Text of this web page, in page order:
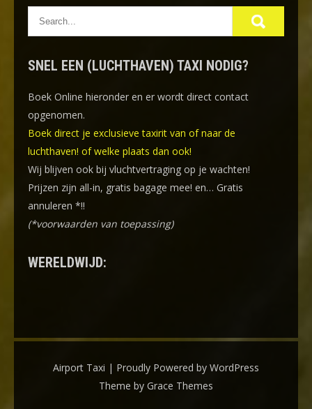
SNEL EEN (LUCHTHAVEN) TAXI NODIG?
Boek Online hieronder en er wordt direct contact
opgenomen.
Boek direct je exclusieve taxirit van of naar de
luchthaven! of welke plaats dan ook!
Wij blijven ook bij vluchtvertraging op je wachten!
Prijzen zijn all-in, gratis bagage mee! en… Gratis
annuleren *!!
(*voorwaarden van toepassing)
WERELDWIJD:
Airport Taxi | Proudly Powered by WordPress
Theme by Grace Themes